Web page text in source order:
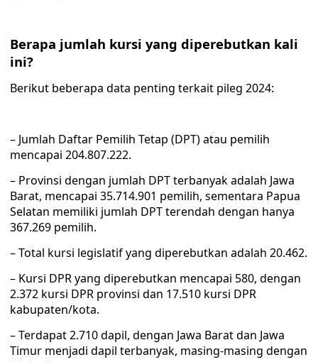
Berapa jumlah kursi yang diperebutkan kali
ini?
Berikut beberapa data penting terkait pileg 2024:
– Jumlah Daftar Pemilih Tetap (DPT) atau pemilih
mencapai 204.807.222.
– Provinsi dengan jumlah DPT terbanyak adalah Jawa
Barat, mencapai 35.714.901 pemilih, sementara Papua
Selatan memiliki jumlah DPT terendah dengan hanya
367.269 pemilih.
– Total kursi legislatif yang diperebutkan adalah 20.462.
– Kursi DPR yang diperebutkan mencapai 580, dengan
2.372 kursi DPR provinsi dan 17.510 kursi DPR
kabupaten/kota.
– Terdapat 2.710 dapil, dengan Jawa Barat dan Jawa
Timur menjadi dapil terbanyak, masing-masing dengan